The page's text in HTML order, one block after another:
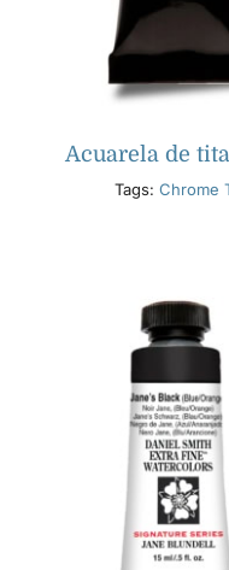
Acuarela de
Tags: Chrome